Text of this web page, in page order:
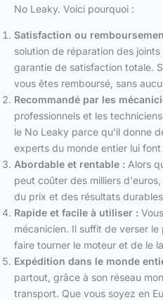
No Leaky. Voici pourquoi :
Satisfaction ou
solution de réparation des
garantie de satisfaction totale.
vous êtes remboursé, sans
Recommandé par les
professionnels et les
le No Leaky parce qu'il donne
experts du monde entier lui
Abordable et rentable : Alors
peut coûter des milliers
du prix et des résultats
Rapide et facile à utiliser :
mécanicien. Il suffit de verser
faire tourner le moteur et de le
Expédition dans le monde
partout, grâce à son réseau
transport. Que vous soyez en